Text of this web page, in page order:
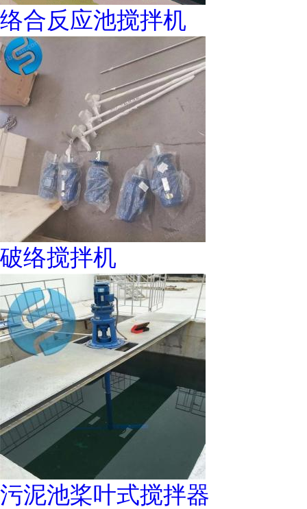
络合反应池搅拌机
破络搅拌机
污泥池桨叶式搅拌器